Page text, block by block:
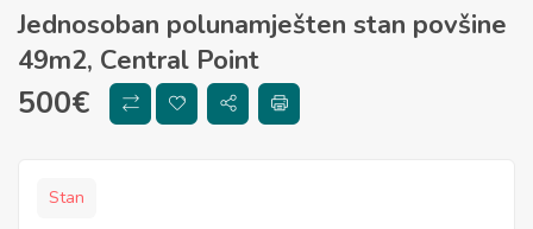
Jednosoban polunamješten stan povšine
49m2, Central Point
500€
Stan